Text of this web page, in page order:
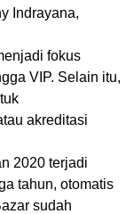
Indrayana,
fokus
VIP. Selain itu,
akreditasi
2020 terjadi
tahun, otomatis
sudah